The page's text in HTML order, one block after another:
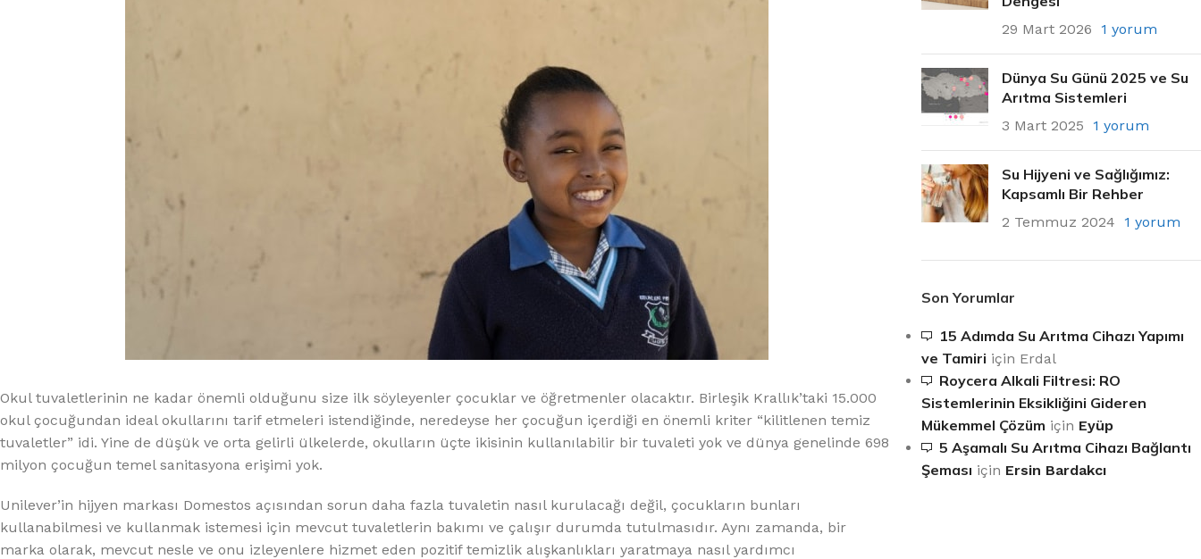
%10 INDIRIM %10 INDIRIM
Okul tuvaletlerinin ne kadar önemli olduğunu size ilk söyleyenler çocuklar ve öğretmenler olacaktır. Birleşik Krallık’taki 15.000
okul çocuğundan ideal okullarını tarif etmeleri istendiğinde, neredeyse her çocuğun içerdiği en önemli kriter “kilitlenen temiz
tuvaletler” idi. Yine de düşük ve orta gelirli ülkelerde, okulların üçte ikisinin kullanılabilir bir tuvaleti yok ve dünya genelinde 698
milyon çocuğun temel sanitasyona erişimi yok.
Unilever’in hijyen markası Domestos açısından sorun daha fazla tuvaletin nasıl kurulacağı değil, çocukların bunları
kullanabilmesi ve kullanmak istemesi için mevcut tuvaletlerin bakımı ve çalışır durumda tutulmasıdır. Aynı zamanda, bir
marka olarak, mevcut nesle ve onu izleyenlere hizmet eden pozitif temizlik alışkanlıkları yaratmaya nasıl yardımcı
29 Mart 2026 1 yorum
Dünya Su Günü 2025 ve Su
Arıtma Sistemleri
3 Mart 2025 1 yorum
Su Hijyeni ve Sağlığımız:
Kapsamlı Bir Rehber
2 Temmuz 2024 1 yorum
Son Yorumlar
15 Adımda Su Arıtma Cihazı Yapımı
ve Tamiri için Erdal
Roycera Alkali Filtresi: RO
Sistemlerinin Eksikliğini Gideren
Mükemmel Çözüm için Eyüp
5 Aşamalı Su Arıtma Cihazı Bağlantı
Şeması için Ersin Bardakcı